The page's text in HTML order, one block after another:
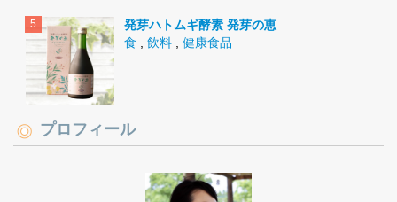
発芽ハトムギ酵素 発芽の恵
食
飲料 健康食品
プロフィール